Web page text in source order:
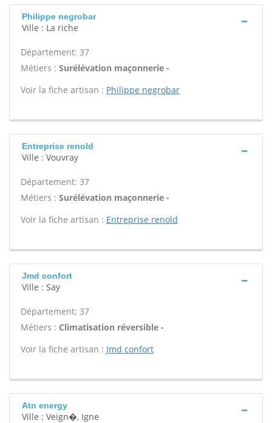
Philippe negrobar
Ville : La riche
Département: 37
Métiers : Surélévation maçonnerie -
Voir la fiche artisan : Philippe negrobar
Entreprise renold
Ville : Vouvray
Département: 37
Métiers : Surélévation maçonnerie -
Voir la fiche artisan : Entreprise renold
Jmd confort
Ville : Say
Département: 37
Métiers : Climatisation réversible -
Voir la fiche artisan : Jmd confort
Atn energy
Ville : Veign�, Igne